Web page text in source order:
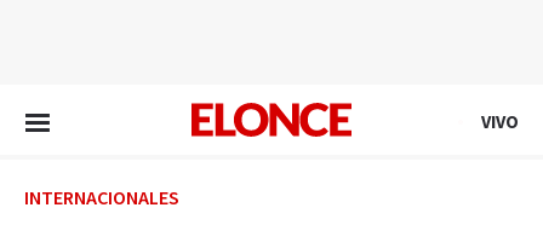
VIVO
INTERNACIONALES